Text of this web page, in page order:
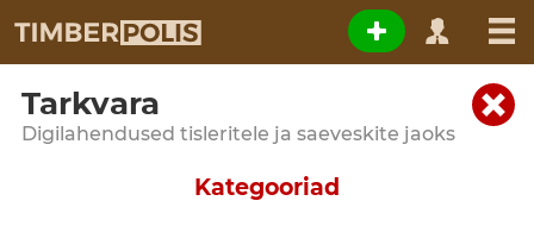
Tarkvara
Digilahendused tisleritele ja saeveskite jaoks
Kategooriad